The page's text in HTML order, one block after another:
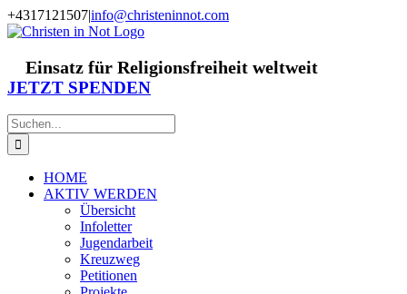
Zum
Inhalt
+4317121507|info@christeninnot.com
Facebook
Instagram
X
Spenden
Newsletter
Einsatz für Religionsfreiheit weltweit
JETZT SPENDEN
Suche
nach:
HOME
AKTIV WERDEN
Übersicht
Infoletter
Jugendarbeit
Kreuzweg
Petitionen